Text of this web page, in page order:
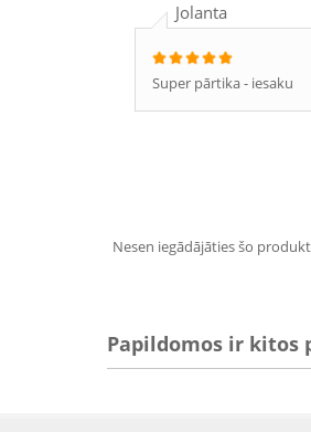
Jolanta
Super pārtika - iesaku
Nesen iegādājāties šo
Papildomos ir kitos